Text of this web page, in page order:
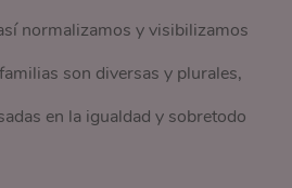
normalizamos y visibilizamos
son diversas y plurales,
en la igualdad y sobretodo